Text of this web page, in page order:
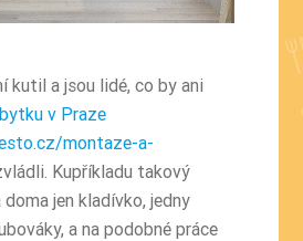
kutil a jsou lidé, co by ani
v Praze
montaze-a-
Kupříkladu takový
jen kladívko, jedny
a na podobné práce